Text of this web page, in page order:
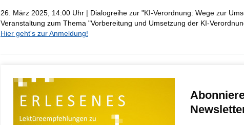
26. März 2025, 14:00 Uhr | Dialogreihe zur "KI-Verordnung: Wege zur
Veranstaltung zum Thema "Vorbereitung und Umsetzung der KI-
Hier geht's zur Anmeldung!